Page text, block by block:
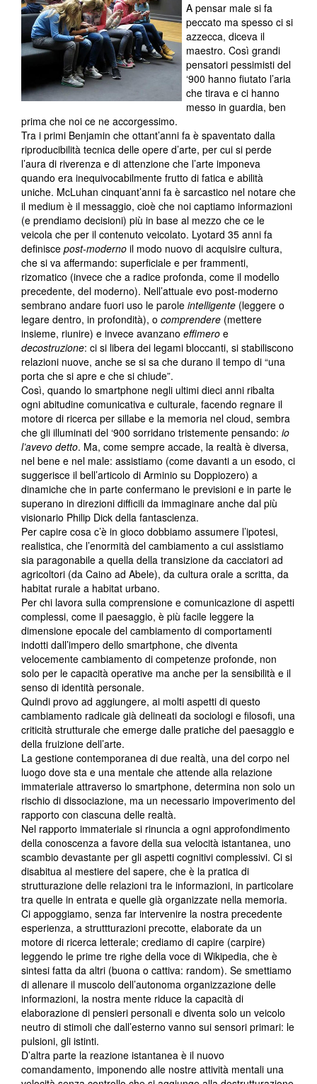
A pensar male si fa
peccato ma spesso ci si
azzecca, diceva il
maestro. Così grandi
pensatori pessimisti del
‘900 hanno fiutato l’aria
che tirava e ci hanno
messo in guardia, ben
prima che noi ce ne accorgessimo.
Tra i primi Benjamin che ottant’anni fa è spaventato dalla
riproducibilità tecnica delle opere d’arte, per cui si perde
l’aura di riverenza e di attenzione che l’arte imponeva
quando era inequivocabilmente frutto di fatica e abilità
uniche. McLuhan cinquant’anni fa è sarcastico nel notare che
il medium è il messaggio, cioè che noi captiamo informazioni
(e prendiamo decisioni) più in base al mezzo che ce le
veicola che per il contenuto veicolato. Lyotard 35 anni fa
definisce post-moderno il modo nuovo di acquisire cultura,
che si va affermando: superficiale e per frammenti,
rizomatico (invece che a radice profonda, come il modello
precedente, del moderno). Nell’attuale evo post-moderno
sembrano andare fuori uso le parole intelligente (leggere o
legare dentro, in profondità), o comprendere (mettere
insieme, riunire) e invece avanzano effimero e
decostruzione: ci si libera dei legami bloccanti, si stabiliscono
relazioni nuove, anche se si sa che durano il tempo di “una
porta che si apre e che si chiude”.
Così, quando lo smartphone negli ultimi dieci anni ribalta
ogni abitudine comunicativa e culturale, facendo regnare il
motore di ricerca per sillabe e la memoria nel cloud, sembra
che gli illuminati del ‘900 sorridano tristemente pensando: io
l’avevo detto. Ma, come sempre accade, la realtà è diversa,
nel bene e nel male: assistiamo (come davanti a un esodo, ci
suggerisce il bell’articolo di Arminio su Doppiozero) a
dinamiche che in parte confermano le previsioni e in parte le
superano in direzioni difficili da immaginare anche dal più
visionario Philip Dick della fantascienza.
Per capire cosa c’è in gioco dobbiamo assumere l’ipotesi,
realistica, che l’enormità del cambiamento a cui assistiamo
sia paragonabile a quella della transizione da cacciatori ad
agricoltori (da Caino ad Abele), da cultura orale a scritta, da
habitat rurale a habitat urbano.
Per chi lavora sulla comprensione e comunicazione di aspetti
complessi, come il paesaggio, è più facile leggere la
dimensione epocale del cambiamento di comportamenti
indotti dall’impero dello smartphone, che diventa
velocemente cambiamento di competenze profonde, non
solo per le capacità operative ma anche per la sensibilità e il
senso di identità personale.
Quindi provo ad aggiungere, ai molti aspetti di questo
cambiamento radicale già delineati da sociologi e filosofi, una
criticità strutturale che emerge dalle pratiche del paesaggio e
della fruizione dell’arte.
La gestione contemporanea di due realtà, una del corpo nel
luogo dove sta e una mentale che attende alla relazione
immateriale attraverso lo smartphone, determina non solo un
rischio di dissociazione, ma un necessario impoverimento del
rapporto con ciascuna delle realtà.
Nel rapporto immateriale si rinuncia a ogni approfondimento
della conoscenza a favore della sua velocità istantanea, uno
scambio devastante per gli aspetti cognitivi complessivi. Ci si
disabitua al mestiere del sapere, che è la pratica di
strutturazione delle relazioni tra le informazioni, in particolare
tra quelle in entrata e quelle già organizzate nella memoria.
Ci appoggiamo, senza far intervenire la nostra precedente
esperienza, a struttturazioni precotte, elaborate da un
motore di ricerca letterale; crediamo di capire (carpire)
leggendo le prime tre righe della voce di Wikipedia, che è
sintesi fatta da altri (buona o cattiva: random). Se smettiamo
di allenare il muscolo dell’autonoma organizzazione delle
informazioni, la nostra mente riduce la capacità di
elaborazione di pensieri personali e diventa solo un veicolo
neutro di stimoli che dall’esterno vanno sui sensori primari: le
pulsioni, gli istinti.
D’altra parte la reazione istantanea è il nuovo
comandamento, imponendo alle nostre attività mentali una